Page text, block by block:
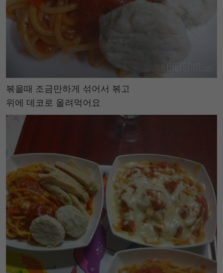
볶을때 조금만하게 섞어서 볶고
위에 데코로 올려먹어요